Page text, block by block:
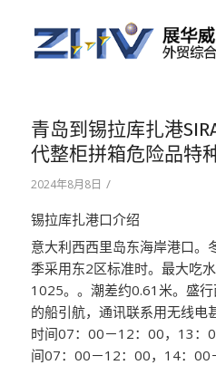
青岛到锡拉库扎港
代整柜拼箱危险品特
2024年8月8日 /
锡拉库扎港口介绍
意大利西西里岛东海岸港口。
季采用东2区标准时。最大吃
1025。。潮差约0.61米。盛
的船引航，通讯联系用无线电
时间07：00－12：00，13：
间07：00－12：00，14：00